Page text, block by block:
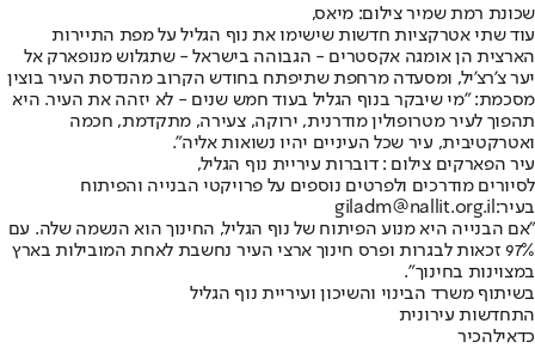
שכונת רמת שמיר צילום: מיאס,
עוד שתי אטרקציות חדשות שישימו את נוף הגליל על מפת התיירות
הארצית הן אומגה אקסטרים - הגבוהה בישראל - שתגלוש מנופארק אל
יער צ'רצ'יל, ומסעדה מרחפת שתיפתח בחודש הקרוב מהנדסת העיר בוצין
מסכמת: "מי שיבקר בנוף הגליל בעוד חמש שנים - לא יזהה את העיר. היא
תהפוך לעיר מטרופולין מודרנית, ירוקה, צעירה, מתקדמת, חכמה
ואטרקטיבית, עיר שכל העיניים יהיו נשואות אליה".
עיר הפארקים צילום : דוברות עיריית נוף הגליל,
לסיורים מודרכים ולפרטים נוספים על פרויקטי הבנייה והפיתוח
בעיר: giladm@nallit.org.il
"אם הבנייה היא מנוע הפיתוח של נוף הגליל, החינוך הוא הנשמה שלה. עם
97% זכאות לבגרות ופרס חינוך ארצי העיר נחשבת לאחת המובילות בארץ
במצוינות בחינוך".
בשיתוף משרד הבינוי והשיכון ועיריית נוף הגליל
התחדשות עירונית
כדאילהכיר